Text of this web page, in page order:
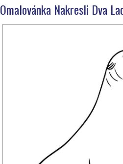
Omalovánka Nakresli Dva